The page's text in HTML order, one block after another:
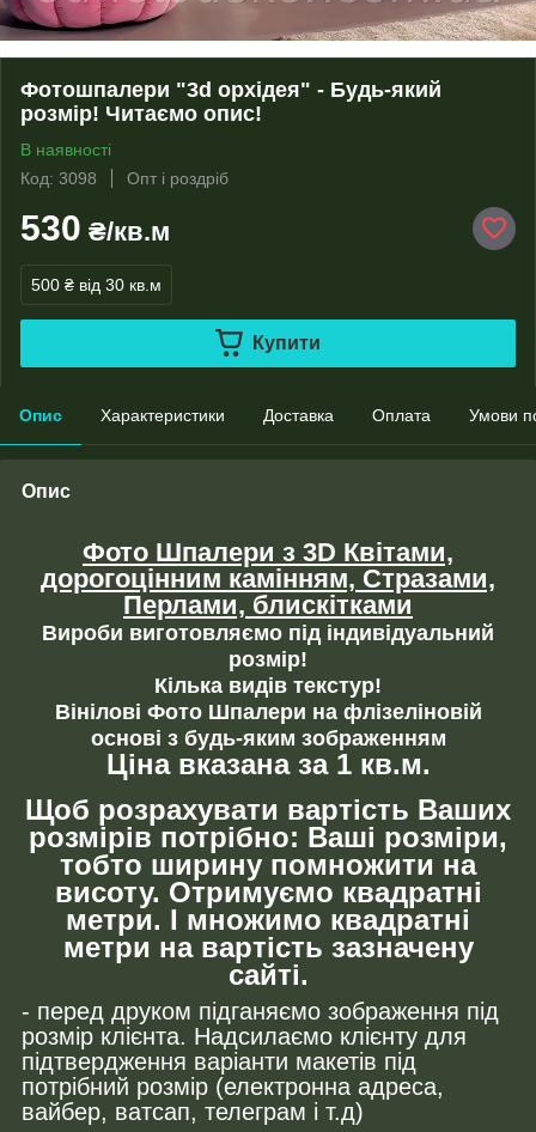
Фотошпалери "3d орхідея" - Будь-який
розмір! Читаємо опис!
В наявності
Код: 3098
Опт і роздріб
530 ₴/кв.м
500 ₴ від 30 кв.м
Купити
Опис Характеристики Доставка Оплата Умови
Опис
Фото Шпалери з 3D Квітами,
дорогоцінним камінням, Стразами,
Перлами, блискітками
Вироби виготовляємо під індивідуальний
розмір!
Кілька видів текстур!
Вінілові Фото Шпалери на флізеліновій
основі з будь-яким зображенням
Ціна вказана за 1 кв.м.
Щоб розрахувати вартість Ваших
розмірів потрібно: Ваші розміри,
тобто ширину помножити на
висоту. Отримуємо квадратні
метри. І множимо квадратні
метри на вартість зазначену
сайті.
- перед друком підганяємо зображення під
розмір клієнта. Надсилаємо клієнту для
підтвердження варіанти макетів під
потрібний розмір (електронна адреса,
вайбер, ватсап, телеграм і т.д)